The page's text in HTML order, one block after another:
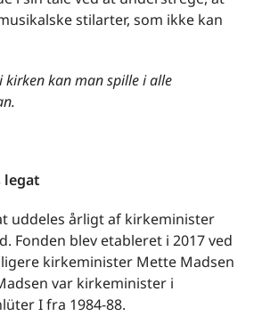
stilarter, som ikke kan
i kirken kan man spille i alle
legat
uddeles årligt af kirkeminister
Fonden blev etableret i 2017 ved
kirkeminister Mette Madsen
var kirkeminister i
I fra 1984-88.